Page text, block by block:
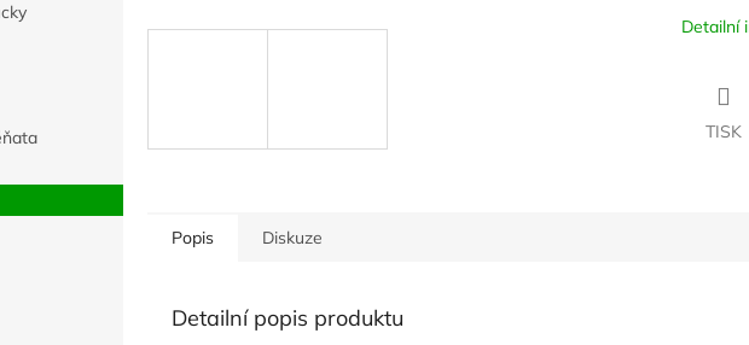
Detailní
TISK
Popis Diskuze
Detailní popis produktu